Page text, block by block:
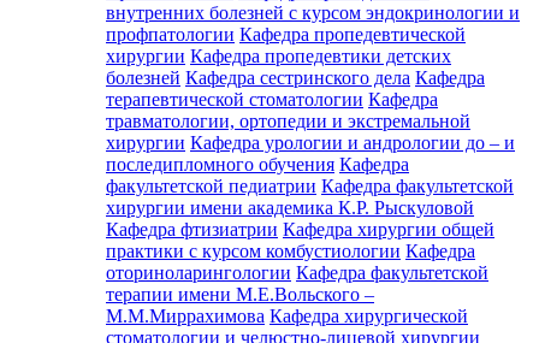
внутренних болезней с курсом эндокринологии и
профпатологии Кафедра пропедевтической
хирургии Кафедра пропедевтики детских
болезней Кафедра сестринского дела Кафедра
терапевтической стоматологии Кафедра
травматологии, ортопедии и экстремальной
хирургии Кафедра урологии и андрологии до – и
последипломного обучения Кафедра
факультетской педиатрии Кафедра факультетской
хирургии имени академика К.Р. Рыскуловой
Кафедра фтизиатрии Кафедра хирургии общей
практики с курсом комбустиологии Кафедра
оториноларингологии Кафедра факультетской
терапии имени М.Е.Вольского –
М.М.Миррахимова Кафедра хирургической
стоматологии и челюстно-лицевой хирургии